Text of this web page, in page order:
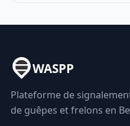
WASPP
Plateforme de
de guêpes et frelons en